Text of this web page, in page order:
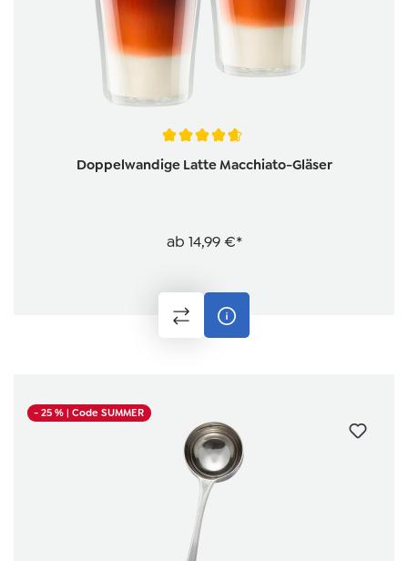
Durchschnittliche Bewertung von 4.6 von 5 Sternen
Doppelwandige Latte Macchiato-Gläser
ab 14,99 €*
- 25 %| Code SUMMER